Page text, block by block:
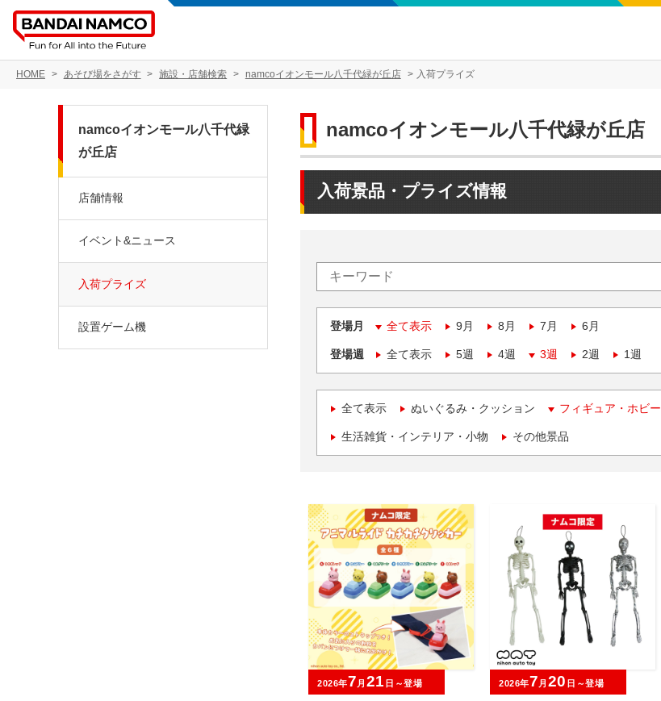
HOME あそび場をさがす 施設・店舗検索 namcoイオンモール八千代緑が丘店 入荷プライズ
namcoイオンモール八千代緑が丘店
入荷景品・プライズ情報
登場月 全て表示 9月 8月 7月 6月
登場週 全て表示 5週 4週 3週 2週 1週
全て表示 ぬいぐるみ・クッション フィギュア・ホビー
生活雑貨・インテリア・小物 その他景品
2026年7 月 21 日～登場 2026年7 月 20 日～登場
namcoイオンモール八千代緑
が丘店
店舗情報
イベント&ニュース
入荷プライズ
設置ゲーム機